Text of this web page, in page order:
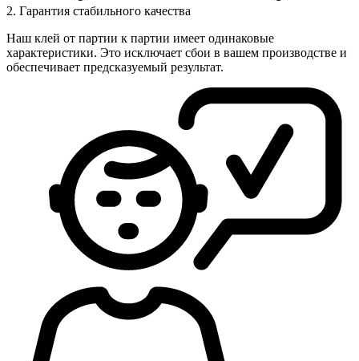
2. Гарантия стабильного качества
Наш клей от партии к партии имеет одинаковые
характеристики. Это исключает сбои в вашем производстве и
обеспечивает предсказуемый результат.